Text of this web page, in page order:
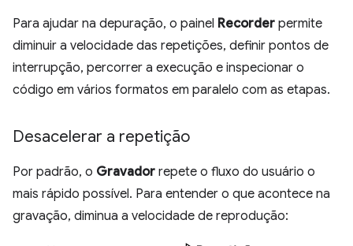
Para ajudar na depuração, o painel Recorder permite
diminuir a velocidade das repetições, definir pontos de
interrupção, percorrer a execução e inspecionar o
código em vários formatos em paralelo com as etapas.
Desacelerar a repetição
Por padrão, o Gravador repete o fluxo do usuário o
mais rápido possível. Para entender o que acontece na
gravação, diminua a velocidade de reprodução: